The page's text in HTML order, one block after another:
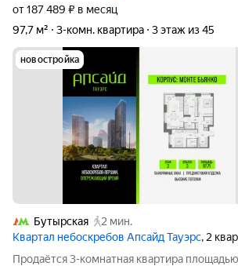
от 187 489 ₽ в месяц
97,7 м²
3-комн. квартира 3 этаж из 45
новостройка
Бутырская
2 мин.
Квартал небоскребов Апсайд Тауэрс, 2
Продаётся 3-комнатная квартира